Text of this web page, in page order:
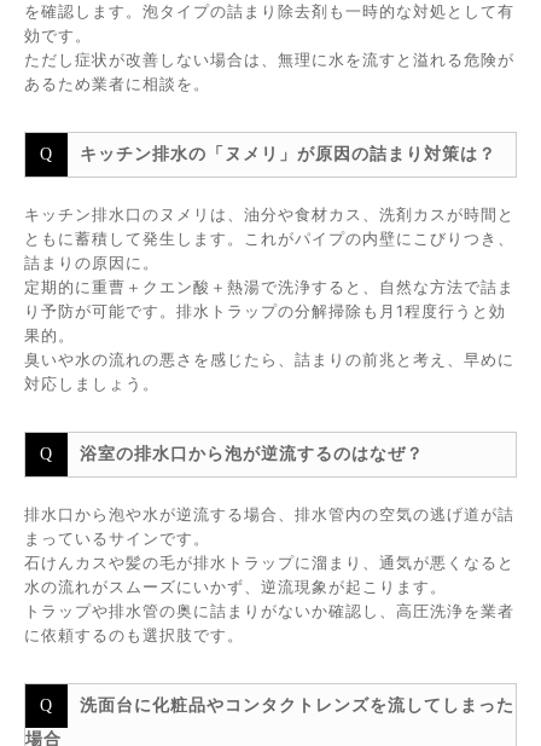
を確認します。泡タイプの詰まり除去剤も一時的な対処として有
効です。
ただし症状が改善しない場合は、無理に水を流すと溢れる危険が
あるため業者に相談を。
キッチン排水の「ヌメリ」が原因の詰まり対策は？
キッチン排水口のヌメリは、油分や食材カス、洗剤カスが時間と
ともに蓄積して発生します。これがパイプの内壁にこびりつき、
詰まりの原因に。
定期的に重曹＋クエン酸＋熱湯で洗浄すると、自然な方法で詰ま
り予防が可能です。排水トラップの分解掃除も月1程度行うと効
果的。
臭いや水の流れの悪さを感じたら、詰まりの前兆と考え、早めに
対応しましょう。
浴室の排水口から泡が逆流するのはなぜ？
排水口から泡や水が逆流する場合、排水管内の空気の逃げ道が詰
まっているサインです。
石けんカスや髪の毛が排水トラップに溜まり、通気が悪くなると
水の流れがスムーズにいかず、逆流現象が起こります。
トラップや排水管の奥に詰まりがないか確認し、高圧洗浄を業者
に依頼するのも選択肢です。
洗面台に化粧品やコンタクトレンズを流してしまった
場合